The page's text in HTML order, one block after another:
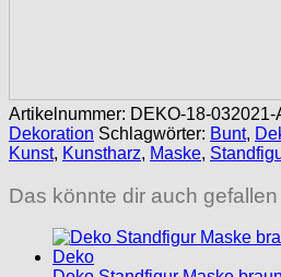
Artikelnummer: DEKO-18-032021-
Dekoration Schlagwörter: Bunt,
Kunst, Kunstharz, Maske,
Das könnte dir auch